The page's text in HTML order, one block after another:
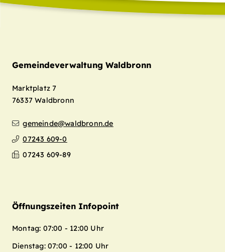
Gemeindeverwaltung Waldbronn
Marktplatz 7
76337 Waldbronn
gemeinde@waldbronn.de
07243 609-0
07243 609-89
Öffnungszeiten Infopoint
Montag: 07:00 - 12:00 Uhr
Dienstag: 07:00 - 12:00 Uhr